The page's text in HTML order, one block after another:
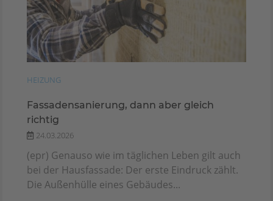
HEIZUNG
Fassadensanierung, dann aber gleich
richtig
24.03.2026
(epr) Genauso wie im täglichen Leben gilt auch
bei der Hausfassade: Der erste Eindruck zählt.
Die Außenhülle eines Gebäudes...